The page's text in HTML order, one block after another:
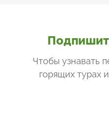
Чтобы узнавать
горящих турах